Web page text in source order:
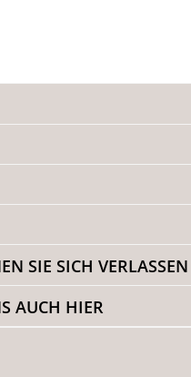
SIE SICH VERLASSEN
AUCH HIER